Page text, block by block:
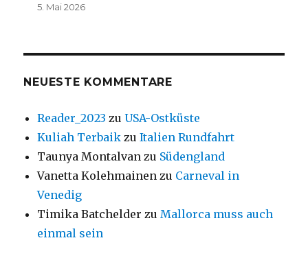
5. Mai 2026
NEUESTE KOMMENTARE
Reader_2023 zuUSA-Ostküste
Kuliah Terbaik zuItalien Rundfahrt
Taunya Montalvan zu Südengland
Vanetta Kolehmainen zu Carneval in
Venedig
Timika Batchelder zu Mallorca muss auch
einmal sein